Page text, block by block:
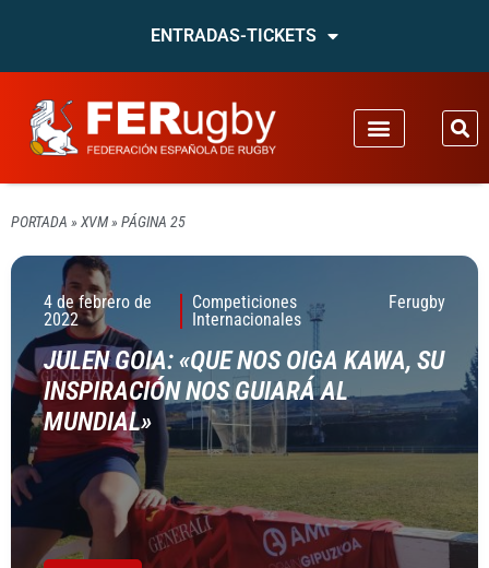
ENTRADAS-TICKETS
PORTADA » XVM» PÁGINA 25
4 de febrero de
2022
Competiciones
Internacionales
Ferugby
JULEN GOIA: «QUE NOS OIGA KAWA, SU
INSPIRACIÓN NOS GUIARÁ AL
MUNDIAL»